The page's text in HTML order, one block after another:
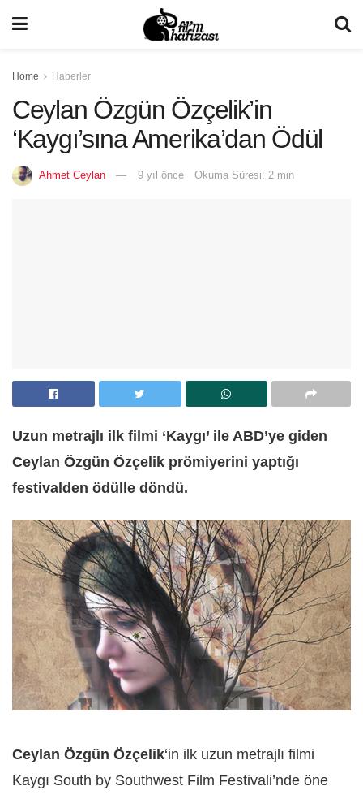
Home Haberler
Ceylan Özgün Özçelik’in
‘Kaygı’sına Amerika’dan Ödül
Ahmet Ceylan 9 yıl önce Okuma Süresi: 2 min
Uzun metrajlı ilk filmi ‘Kaygı’ ile ABD’ye giden
Ceylan Özgün Özçelik prömiyerini yaptığı
festivalden ödülle döndü.
Ceylan Özgün Özçelik‘in ilk uzun metrajlı filmi
Kaygı South by Southwest Film Festivali’nde öne